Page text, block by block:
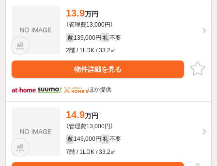
13.9万円
（管理費13,000円）
敷 139,000円 礼 不要
2階 / 1LDK / 33.2㎡
物件詳細を見る
ほか提供
14.9万円
（管理費13,000円）
敷 149,000円 礼 不要
7階 / 1LDK / 33.2㎡